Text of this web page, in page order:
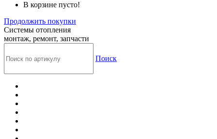
В корзине пусто!
Продолжить покупки
Системы отопления
монтаж, ремонт, запчасти
Поиск